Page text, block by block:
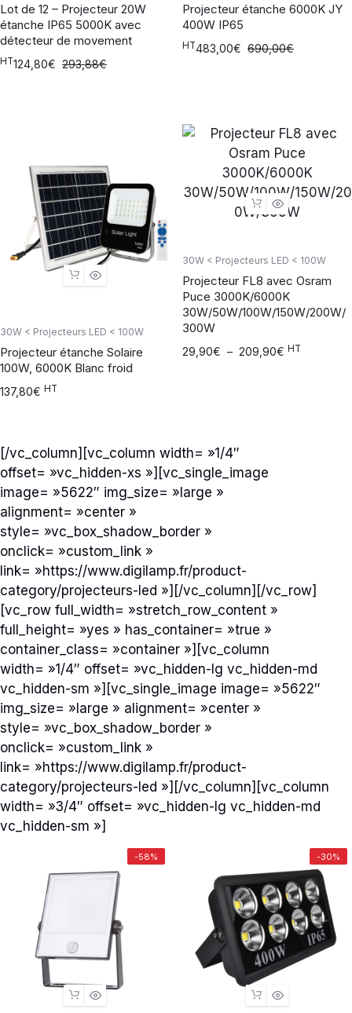
Lot de 12 – Projecteur 20W
étanche IP65 5000K avec
détecteur de movement
293,88€
124,80€
HT
Projecteur étanche 6000K JY
400W IP65
690,00€
483,00€
HT
30W < Projecteurs LED < 100W
Projecteur étanche Solaire
100W, 6000K Blanc froid
137,80€ HT
30W < Projecteurs LED < 100W
Projecteur FL8 avec Osram
Puce 3000K/6000K
30W/50W/100W/150W/200W/
300W
29,90€ – 209,90€ HT
[/vc_column][vc_column width= »1/4″
offset= »vc_hidden-xs »][vc_single_image
image= »5622″ img_size= »large »
alignment= »center »
style= »vc_box_shadow_border »
onclick= »custom_link »
link= »https://www.digilamp.fr/product-
category/projecteurs-led »][/vc_column][/vc_row]
[vc_row full_width= »stretch_row_content »
full_height= »yes » has_container= »true »
container_class= »container »][vc_column
width= »1/4″ offset= »vc_hidden-lg vc_hidden-md
vc_hidden-sm »][vc_single_image image= »5622″
img_size= »large » alignment= »center »
style= »vc_box_shadow_border »
onclick= »custom_link »
link= »https://www.digilamp.fr/product-
category/projecteurs-led »][/vc_column][vc_column
width= »3/4″ offset= »vc_hidden-lg vc_hidden-md
vc_hidden-sm »]
-58% -30%